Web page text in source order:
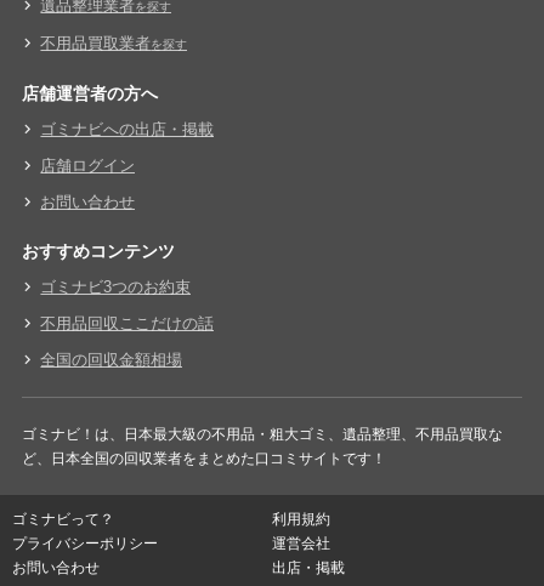
遺品整理業者を探す
不用品買取業者を探す
店舗運営者の方へ
ゴミナビへの出店・掲載
店舗ログイン
お問い合わせ
おすすめコンテンツ
ゴミナビ3つのお約束
不用品回収ここだけの話
全国の回収金額相場
ゴミナビ！は、日本最大級の不用品・粗大ゴミ、遺品整理、不用品買取な
ど、日本全国の回収業者をまとめた口コミサイトです！
ゴミナビって？
利用規約
プライバシーポリシー
運営会社
お問い合わせ
出店・掲載